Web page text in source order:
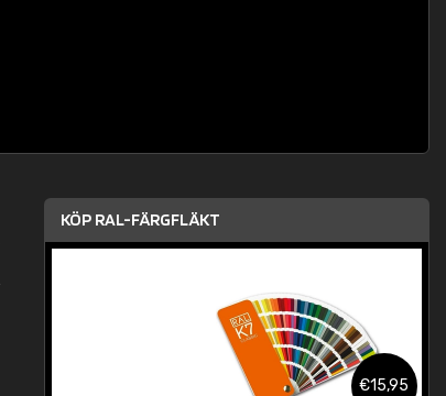
KÖP RAL-FÄRGFLÄKT
€15,95